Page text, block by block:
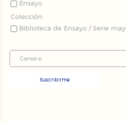
Ensayo
Colección:
Biblioteca de Ensayo / Serie
Suscribirme